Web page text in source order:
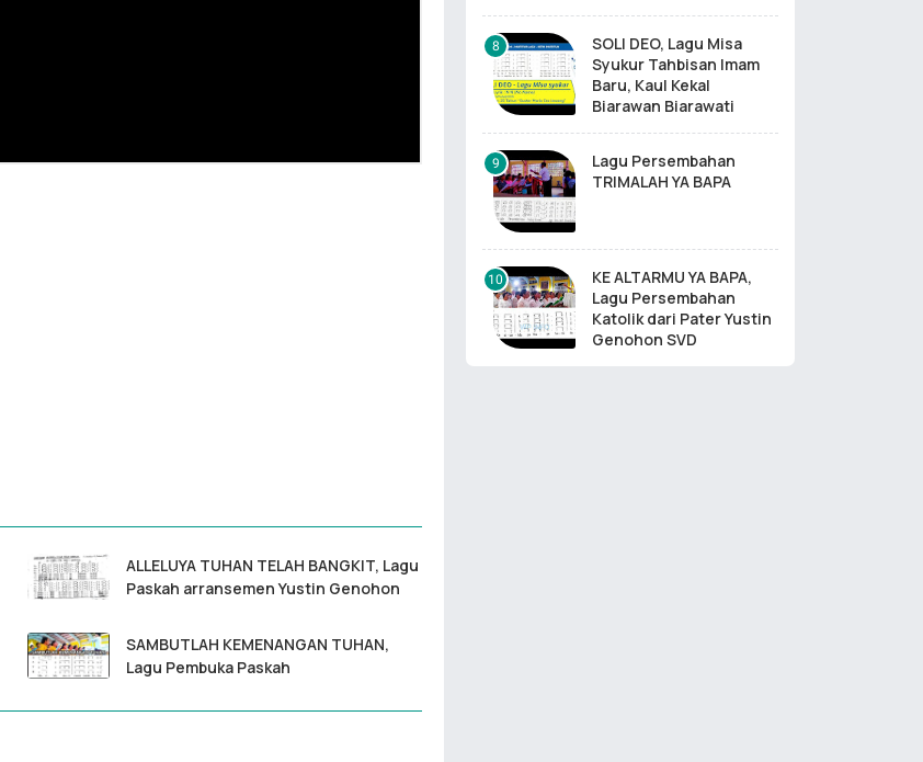
ALLELUYA TUHAN TELAH BANGKIT, Lagu
Paskah arransemen Yustin Genohon
SAMBUTLAH KEMENANGAN TUHAN,
Lagu Pembuka Paskah
SOLI DEO, Lagu Misa
Syukur Tahbisan Imam
Baru, Kaul Kekal
Biarawan Biarawati
Lagu Persembahan
TRIMALAH YA BAPA
KE ALTARMU YA BAPA,
Lagu Persembahan
Katolik dari Pater Yustin
Genohon SVD